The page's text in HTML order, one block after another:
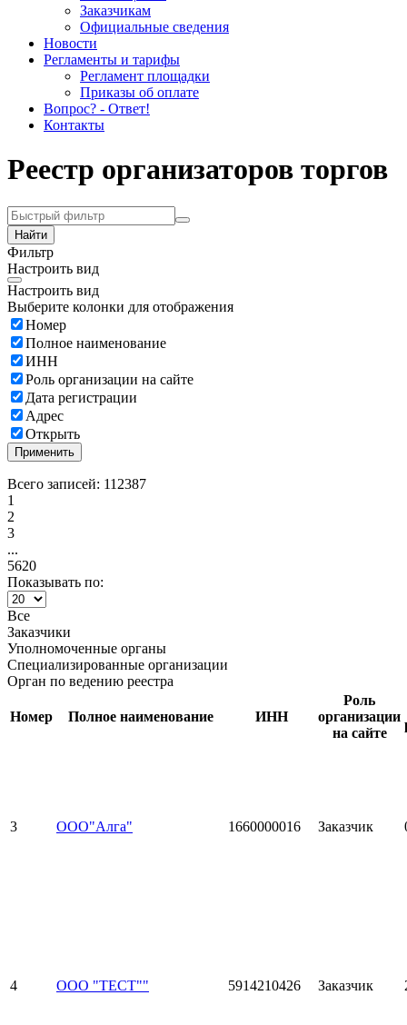
Заказчикам
Официальные сведения
Новости
Регламенты и тарифы
Регламент площадки
Приказы об оплате
Вопрос? - Ответ!
Контакты
Реестр организаторов торгов
Найти
Фильтр
Настроить вид
Настроить вид
Выберите колонки для отображения
Номер
Полное наименование
ИНН
Роль организации на сайте
Дата регистрации
Адрес
Открыть
Применить
Всего записей: 112387
1
2
3
...
5620
Показывать по:
Все
Заказчики
Уполномоченные органы
Специализированные организации
Орган по ведению реестра
Номер Полное наименование ИНН
Роль
организации
на сайте
3 ООО"Алга" 1660000016 Заказчик
4 ООО "ТЕСТ"" 5914210426 Заказчик